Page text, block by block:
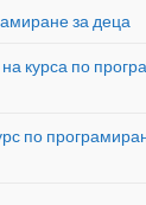
за деца
курса по
по